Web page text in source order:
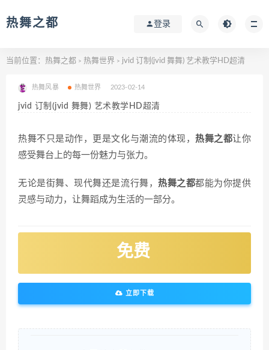
热舞之都 登录
当前位置： 热舞之都 > 热舞世界 > jvid 订制(jvid 舞舞) 艺术教学HD超清
热舞风暴 热舞世界 2023-02-14
jvid 订制(jvid 舞舞) 艺术教学HD超清
热舞不只是动作，更是文化与潮流的体现，热舞之都让你
感受舞台上的每一份魅力与张力。
无论是街舞、现代舞还是流行舞，热舞之都都能为你提供
灵感与动力，让舞蹈成为生活的一部分。
免费
立即下载